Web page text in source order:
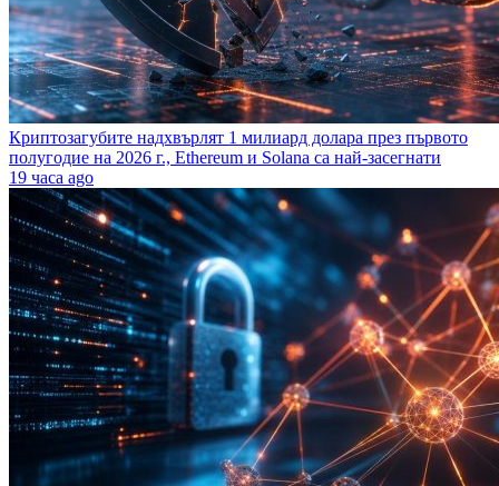
Криптозагубите надхвърлят 1 милиард долара през първото
полугодие на 2026 г., Ethereum и Solana са най-засегнати
19 часа ago